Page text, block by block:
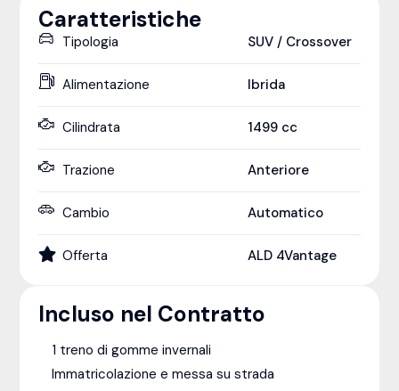
Caratteristiche
Tipologia SUV / Crossover
Alimentazione Ibrida
Cilindrata 1499 cc
Trazione Anteriore
Cambio Automatico
Offerta ALD 4Vantage
Incluso nel Contratto
1 treno di gomme invernali
Immatricolazione e messa su strada